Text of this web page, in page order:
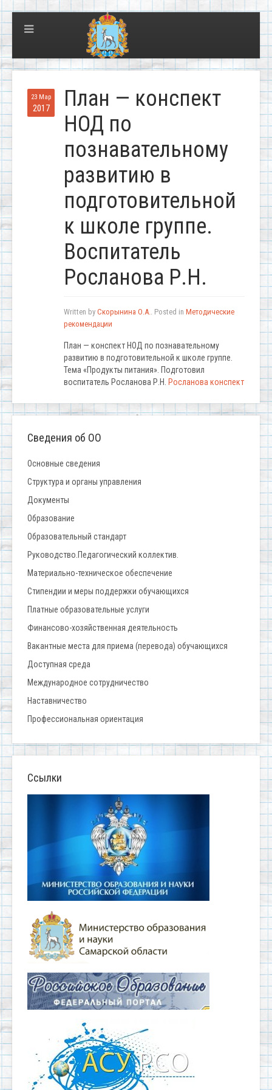
23 Мар
2017
План — конспект
НОД по
познавательному
развитию в
подготовительной
к школе группе.
Воспитатель
Росланова Р.Н.
Written by Скорынина О.А.. Posted in Методические
рекомендации
План — конспект НОД по познавательному
развитию в подготовительной к школе группе.
Тема «Продукты питания». Подготовил
воспитатель Росланова Р.Н. Росланова конспект
Сведения об ОО
Основные сведения
Структура и органы управления
Документы
Образование
Образовательный стандарт
Руководство.Педагогический коллектив.
Материально-техническое обеспечение
Стипендии и меры поддержки обучающихся
Платные образовательные услуги
Финансово-хозяйственная деятельность
Вакантные места для приема (перевода) обучающихся
Доступная среда
Международное сотрудничество
Наставничество
Профессиональная ориентация
Ссылки